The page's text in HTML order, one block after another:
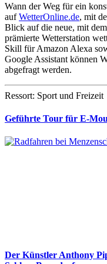
Wann der Weg für ein
aufWetterOnline.de, mit
Blick auf die neue, mit
prämierte Wetterstation
Skill für Amazon Alexa
Google Assistant können
abgefragt werden.
Ressort: Sport und Freizeit
Geführte Tour für E-
Der Künstler Anthony